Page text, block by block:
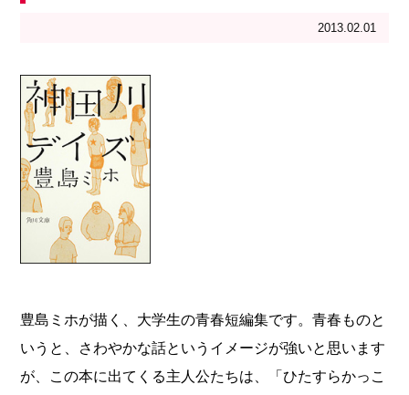
2013.02.01
豊島ミホが描く、大学生の青春短編集です。青春ものと
いうと、さわやかな話というイメージが強いと思います
が、この本に出てくる主人公たちは、「ひたすらかっこ